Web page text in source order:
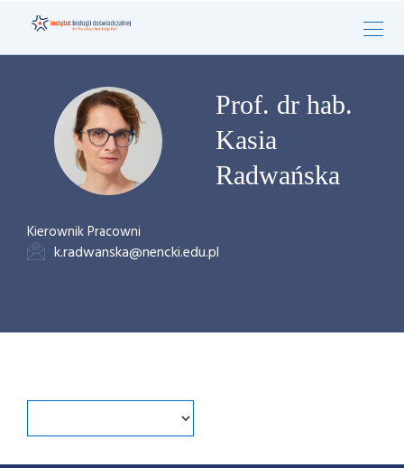
Prof. dr hab.
Kasia
Radwańska
Kierownik Pracowni
k.radwanska@nencki.edu.pl